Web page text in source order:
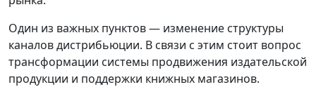
Один из важных пунктов — изменение структуры
каналов дистрибьюции. В связи с этим стоит вопрос
трансформации системы продвижения издательской
продукции и поддержки книжных магазинов.